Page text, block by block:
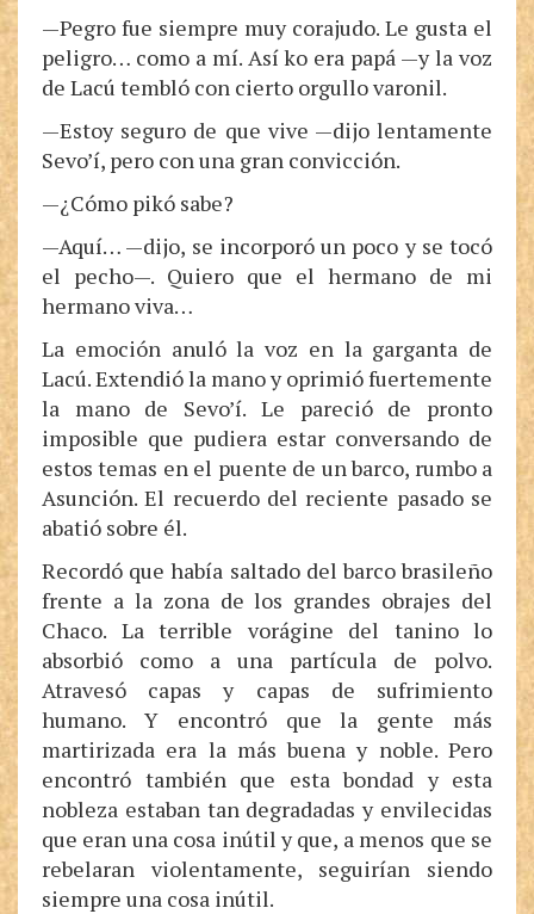
—Pegro fue siempre muy corajudo. Le gusta el
peligro… como a mí. Así ko era papá —y la voz
de Lacú tembló con cierto orgullo varonil.
—Estoy seguro de que vive —dijo lentamente
Sevo’í, pero con una gran convicción.
—¿Cómo pikó sabe?
—Aquí… —dijo, se incorporó un poco y se tocó
el pecho—. Quiero que el hermano de mi
hermano viva…
La emoción anuló la voz en la garganta de
Lacú. Extendió la mano y oprimió fuertemente
la mano de Sevo’í. Le pareció de pronto
imposible que pudiera estar conversando de
estos temas en el puente de un barco, rumbo a
Asunción. El recuerdo del reciente pasado se
abatió sobre él.
Recordó que había saltado del barco brasileño
frente a la zona de los grandes obrajes del
Chaco. La terrible vorágine del tanino lo
absorbió como a una partícula de polvo.
Atravesó capas y capas de sufrimiento
humano. Y encontró que la gente más
martirizada era la más buena y noble. Pero
encontró también que esta bondad y esta
nobleza estaban tan degradadas y envilecidas
que eran una cosa inútil y que, a menos que se
rebelaran violentamente, seguirían siendo
siempre una cosa inútil.